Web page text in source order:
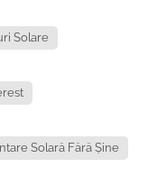
Solare
Solară Fără Șine